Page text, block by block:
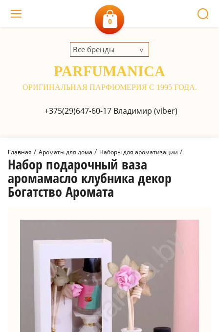
0
+375(29)647-60-17Владимир (viber)
Все бренды
PARFUMANICA
ОРИГИНАЛЬНАЯ ПАРФЮМЕРИЯ С 1995 ГОДА.
Главная / Ароматы для дома / Наборы для ароматизации /
Набор подарочный ваза
аромамасло клубника декор
Богатство Аромата